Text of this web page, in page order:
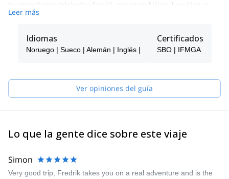
(summer/winter/alpine/ice&rock), mountain biking, kayaking or
just hiking. Without being an expert in any particular one of these
and spicing it up with local knowledge and the understanding of
nature!
experience.
As it is in Scandinavian guiding tradition in general, I always try to
the winter, but my home mountains extend from here to all the
and Kvaløya.
I'm guiding fluently in five languages: English, Swedish, Finnish,
Leer más
Idiomas
Noruego | Sueco | Alemán | Inglés |
Certificados
SBO | IFMGA
Ver opiniones del guía
Lo que la gente dice sobre este viaje
Simon
Very good trip, Fredrik takes you on a real adventure and is the